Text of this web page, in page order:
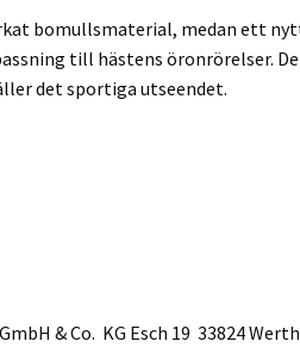
bomullsmaterial, medan ett
till hästens öronrörelser.
det sportiga utseendet.
& Co. KG Esch 19 33824